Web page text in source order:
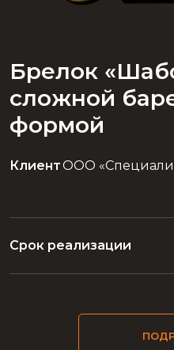
Брелок
сложной
формой
КлиентООО
Срок реализации